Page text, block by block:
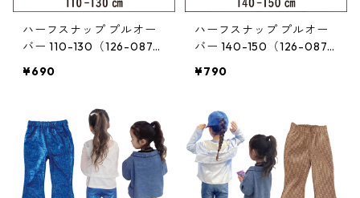
ハーフスナップ プルオー
バー 110-130（126-087-
¥690
ハーフスナップ プルオー
バー 140-150（126-087-
¥790